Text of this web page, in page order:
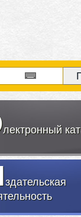
лектронный
здательская